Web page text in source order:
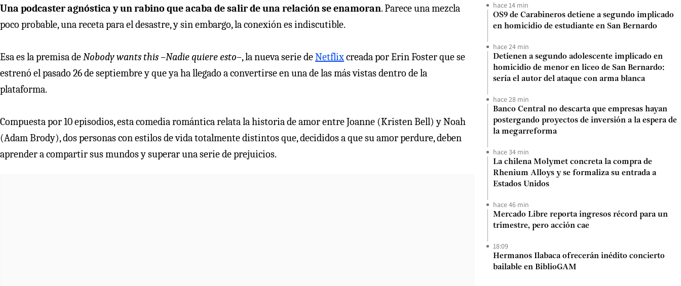
Una podcaster agnóstica y un rabino que acaba de salir de una relación se enamoran. Parece una mezcla
poco probable, una receta para el desastre, y sin embargo, la conexión es indiscutible.
Esa es la premisa deNobody wants this–Nadie quiere esto–, la nueva serie deNetflixcreada por Erin Foster que se
estrenó el pasado 26 de septiembre y que ya ha llegado a convertirse en una de las más vistas dentro de la
plataforma.
Compuesta por 10 episodios, esta comedia romántica relata la historia de amor entre Joanne (Kristen Bell) y Noah
(Adam Brody), dos personas con estilos de vida totalmente distintos que, decididos a que su amor perdure, deben
aprender a compartir sus mundos y superar una serie de prejuicios.
hace 14 min
OS9 de Carabineros detiene a segundo implicado
en homicidio de estudiante en San Bernardo
hace 24 min
Detienen a segundo adolescente implicado en
homicidio de menor en liceo de San Bernardo:
sería el autor del ataque con arma blanca
hace 28 min
Banco Central no descarta que empresas hayan
postergando proyectos de inversión a la espera de
la megarreforma
hace 34 min
La chilena Molymet concreta la compra de
Rhenium Alloys y se formaliza su entrada a
Estados Unidos
hace 46 min
Mercado Libre reporta ingresos récord para un
trimestre, pero acción cae
18:09
Hermanos Ilabaca ofrecerán inédito concierto
bailable en BiblioGAM